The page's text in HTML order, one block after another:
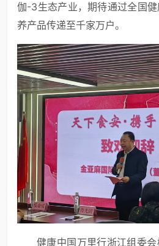
伽-3生态产业，期待通过全国
养产品传递至千家万户。
健康中国万里行浙江组委会